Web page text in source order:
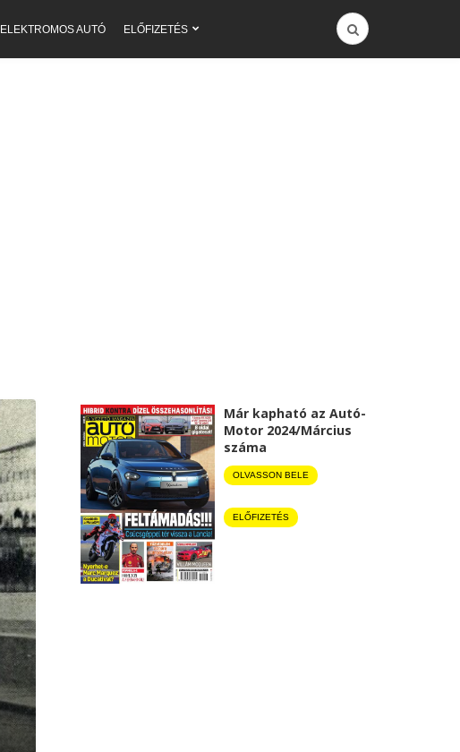
ELEKTROMOS AUTÓ ELŐFIZETÉS
Már kapható az Autó-
Motor 2024/Március
száma
OLVASSON BELE
ELŐFIZETÉS